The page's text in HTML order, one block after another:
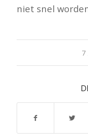
niet snel
7